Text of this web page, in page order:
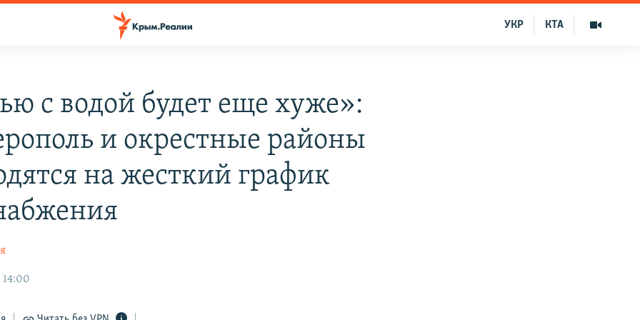
КТА
УКР
с водой будет еще хуже»:
и окрестные районы
на жесткий график
14:00